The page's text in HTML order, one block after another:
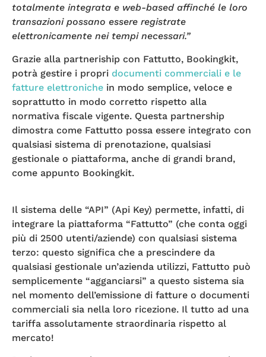
totalmente integrata e web-based affinché le loro
transazioni possano essere registrate
elettronicamente nei tempi necessari.”
Grazie alla partneriship con Fattutto, Bookingkit,
potrà gestire i propri documenti commerciali e le
fatture elettroniche in modo semplice, veloce e
soprattutto in modo corretto rispetto alla
normativa fiscale vigente. Questa partnership
dimostra come Fattutto possa essere integrato con
qualsiasi sistema di prenotazione, qualsiasi
gestionale o piattaforma, anche di grandi brand,
come appunto Bookingkit.
Il sistema delle “API” (Api Key) permette, infatti, di
integrare la piattaforma “Fattutto” (che conta oggi
più di 2500 utenti/aziende) con qualsiasi sistema
terzo: questo significa che a prescindere da
qualsiasi gestionale un’azienda utilizzi, Fattutto può
semplicemente “agganciarsi” a questo sistema sia
nel momento dell’emissione di fatture o documenti
commerciali sia nella loro ricezione. Il tutto ad una
tariffa assolutamente straordinaria rispetto al
mercato!